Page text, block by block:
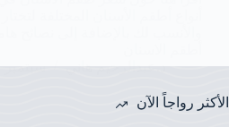
د.عبدالرحيم هاني
سبتمبر 11, 2022
الأكثر رواجاً الآن